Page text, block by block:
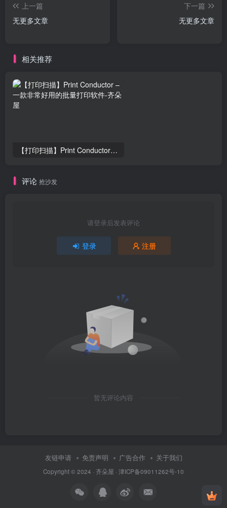
上一篇
无更多文章
下一篇
无更多文章
相关推荐
【打印扫描】Print Conductor – 一款非常好用的批量打印软件
评论 抢沙发
请登录后发表评论
登录 注册
暂无评论内容
友链申请 免责声明 广告合作 关于我们
Copyright © 2024 · 齐朵屋 · 津ICP备09011262号-10